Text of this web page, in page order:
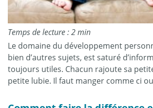
Temps de lecture : 2 min
Le domaine du développement
bien d’autres sujets, est saturé
toujours utiles. Chacun rajoute sa
petite lubie. Il faut manger comme ci